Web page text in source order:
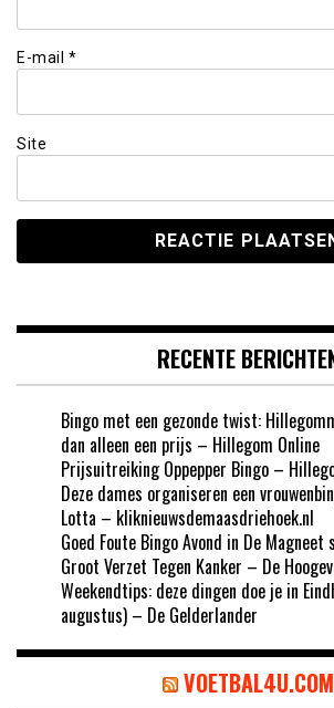
E-mail *
Site
RECENTE
Bingo met een gezonde twist:
dan alleen een prijs – Hillegom Online
Prijsuitreiking Oppepper Bingo –
Deze dames organiseren een
Lotta – kliknieuwsdemaasdriehoek.nl
Goed Foute Bingo Avond in De
Groot Verzet Tegen Kanker – De
Weekendtips: deze dingen doe je in
augustus) – De Gelderlander
VOETBAL4U.COM